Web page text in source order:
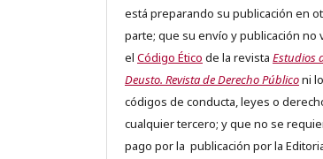
está preparando su publicación en
parte; que su envío y publicación no
el Código Ético de la revista Estudios
Deusto. Revista de Derecho Públiconi
códigos de conducta, leyes o
cualquier tercero; y que no se
pago por la publicación por la